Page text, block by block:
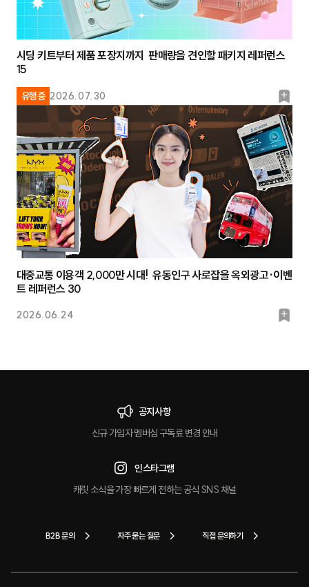
유행중 2026.07.30
북
마
크
시딩 키트부터 제품 포장지까지 판매량을 견인할 패키지 레퍼런스
15
2026.06.24
북
대중교통 이용객 2,000만 시대! 유동인구 사로잡을 옥외광고·이벤
트 레퍼런스 30
공지사항
신규 가입자 멤버십 구독료 변경 안내
인스타그램
캐릿 소식을 가장 빠르게 전하는 공식 SNS 채널
B2B 문의 자주 묻는 질문 직접 문의하기